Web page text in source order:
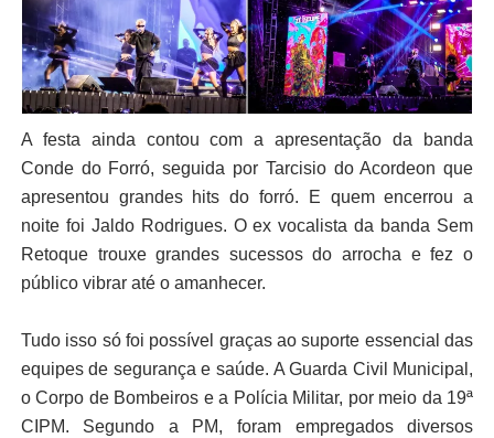
A festa ainda contou com a apresentação da banda
Conde do Forró, seguida por Tarcisio do Acordeon que
apresentou grandes hits do forró. E quem encerrou a
noite foi Jaldo Rodrigues. O ex vocalista da banda Sem
Retoque trouxe grandes sucessos do arrocha e fez o
público vibrar até o amanhecer.
Tudo isso só foi possível graças ao suporte essencial das
equipes de segurança e saúde. A Guarda Civil Municipal,
o Corpo de Bombeiros e a Polícia Militar, por meio da 19ª
CIPM. Segundo a PM, foram empregados diversos